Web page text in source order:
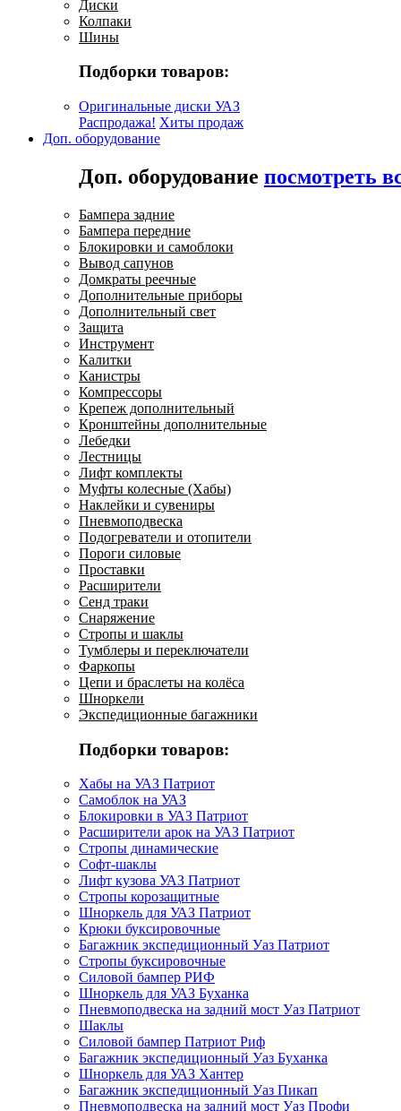
Диски
Колпаки
Шины
Подборки товаров:
Оригинальные диски УАЗ
Распродажа! Хиты продаж
Доп. оборудование
Доп. оборудование посмотреть
Бампера задние
Бампера передние
Блокировки и самоблоки
Вывод сапунов
Домкраты реечные
Дополнительные приборы
Дополнительный свет
Защита
Инструмент
Калитки
Канистры
Компрессоры
Крепеж дополнительный
Кронштейны дополнительные
Лебедки
Лестницы
Лифт комплекты
Муфты колесные (Хабы)
Наклейки и сувениры
Пневмоподвеска
Подогреватели и отопители
Пороги силовые
Проставки
Расширители
Сенд траки
Снаряжение
Стропы и шаклы
Тумблеры и переключатели
Фаркопы
Цепи и браслеты на колёса
Шноркели
Экспедиционные багажники
Подборки товаров:
Хабы на УАЗ Патриот
Самоблок на УАЗ
Блокировки в УАЗ Патриот
Расширители арок на УАЗ Патриот
Стропы динамические
Софт-шаклы
Лифт кузова УАЗ Патриот
Стропы корозащитные
Шноркель для УАЗ Патриот
Крюки буксировочные
Багажник экспедиционный Уаз Патриот
Стропы буксировочные
Силовой бампер РИФ
Шноркель для УАЗ Буханка
Пневмоподвеска на задний мост Уаз Патриот
Шаклы
Силовой бампер Патриот Риф
Багажник экспедиционный Уаз Буханка
Шноркель для УАЗ Хантер
Багажник экспедиционный Уаз Пикап
Пневмоподвеска на задний мост Уаз Профи